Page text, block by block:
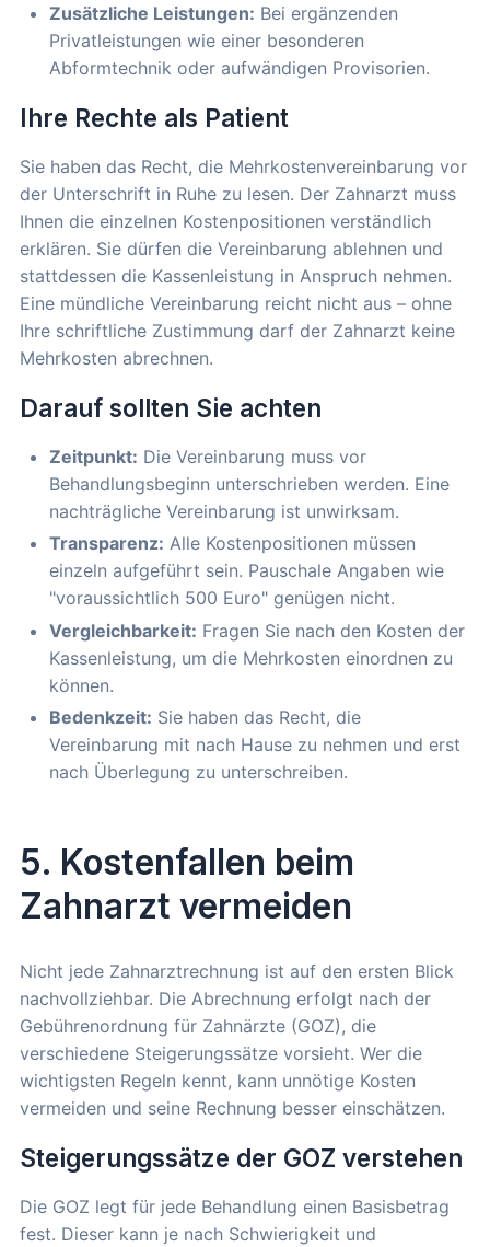
Zusätzliche Leistungen: Bei ergänzenden
Privatleistungen wie einer besonderen
Abformtechnik oder aufwändigen Provisorien.
Ihre Rechte als Patient
Sie haben das Recht, die Mehrkostenvereinbarung vor
der Unterschrift in Ruhe zu lesen. Der Zahnarzt muss
Ihnen die einzelnen Kostenpositionen verständlich
erklären. Sie dürfen die Vereinbarung ablehnen und
stattdessen die Kassenleistung in Anspruch nehmen.
Eine mündliche Vereinbarung reicht nicht aus – ohne
Ihre schriftliche Zustimmung darf der Zahnarzt keine
Mehrkosten abrechnen.
Darauf sollten Sie achten
Zeitpunkt: Die Vereinbarung muss vor
Behandlungsbeginn unterschrieben werden. Eine
nachträgliche Vereinbarung ist unwirksam.
Transparenz: Alle Kostenpositionen müssen
einzeln aufgeführt sein. Pauschale Angaben wie
"voraussichtlich 500 Euro" genügen nicht.
Vergleichbarkeit: Fragen Sie nach den Kosten der
Kassenleistung, um die Mehrkosten einordnen zu
können.
Bedenkzeit: Sie haben das Recht, die
Vereinbarung mit nach Hause zu nehmen und erst
nach Überlegung zu unterschreiben.
5. Kostenfallen beim
Zahnarzt vermeiden
Nicht jede Zahnarztrechnung ist auf den ersten Blick
nachvollziehbar. Die Abrechnung erfolgt nach der
Gebührenordnung für Zahnärzte (GOZ), die
verschiedene Steigerungssätze vorsieht. Wer die
wichtigsten Regeln kennt, kann unnötige Kosten
vermeiden und seine Rechnung besser einschätzen.
Steigerungssätze der GOZ verstehen
Die GOZ legt für jede Behandlung einen Basisbetrag
fest. Dieser kann je nach Schwierigkeit und